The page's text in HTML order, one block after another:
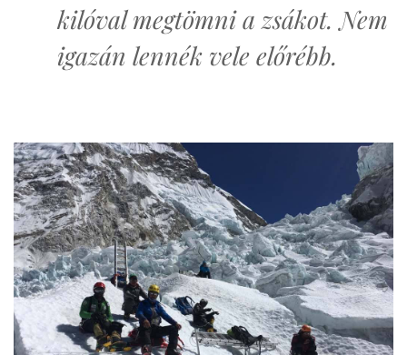
kilóval megtömni a zsákot. Nem
igazán lennék vele előrébb.